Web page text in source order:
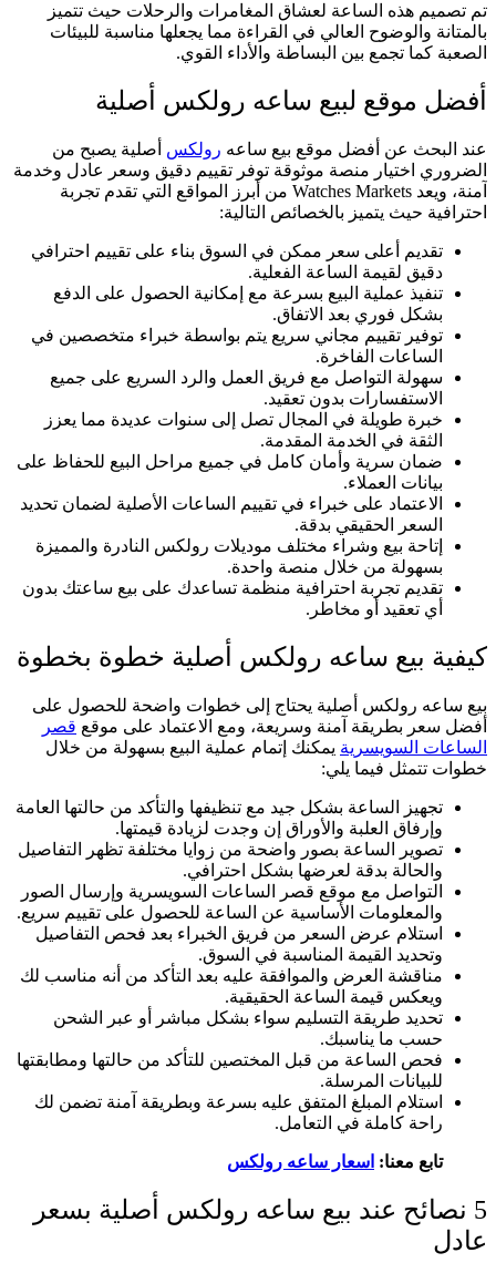
تم تصميم هذه الساعة لعشاق المغامرات والرحلات حيث تتميز
بالمتانة والوضوح العالي في القراءة مما يجعلها مناسبة للبيئات
الصعبة كما تجمع بين البساطة والأداء القوي.
أفضل موقع لبيع ساعه رولكس أصلية
عند البحث عن أفضل موقع بيع ساعه رولكس أصلية يصبح من
الضروري اختيار منصة موثوقة توفر تقييم دقيق وسعر عادل وخدمة
آمنة، ويعد Watches Markets من أبرز المواقع التي تقدم تجربة
احترافية حيث يتميز بالخصائص التالية:
تقديم أعلى سعر ممكن في السوق بناء على تقييم احترافي
دقيق لقيمة الساعة الفعلية.
تنفيذ عملية البيع بسرعة مع إمكانية الحصول على الدفع
بشكل فوري بعد الاتفاق.
توفير تقييم مجاني سريع يتم بواسطة خبراء متخصصين في
الساعات الفاخرة.
سهولة التواصل مع فريق العمل والرد السريع على جميع
الاستفسارات بدون تعقيد.
خبرة طويلة في المجال تصل إلى سنوات عديدة مما يعزز
الثقة في الخدمة المقدمة.
ضمان سرية وأمان كامل في جميع مراحل البيع للحفاظ على
بيانات العملاء.
الاعتماد على خبراء في تقييم الساعات الأصلية لضمان تحديد
السعر الحقيقي بدقة.
إتاحة بيع وشراء مختلف موديلات رولكس النادرة والمميزة
بسهولة من خلال منصة واحدة.
تقديم تجربة احترافية منظمة تساعدك على بيع ساعتك بدون
أي تعقيد أو مخاطر.
كيفية بيع ساعه رولكس أصلية خطوة بخطوة
بيع ساعه رولكس أصلية يحتاج إلى خطوات واضحة للحصول على
أفضل سعر بطريقة آمنة وسريعة، ومع الاعتماد على موقع قصر
الساعات السويسرية يمكنك إتمام عملية البيع بسهولة من خلال
خطوات تتمثل فيما يلي:
تجهيز الساعة بشكل جيد مع تنظيفها والتأكد من حالتها العامة
وإرفاق العلبة والأوراق إن وجدت لزيادة قيمتها.
تصوير الساعة بصور واضحة من زوايا مختلفة تظهر التفاصيل
والحالة بدقة لعرضها بشكل احترافي.
التواصل مع موقع قصر الساعات السويسرية وإرسال الصور
والمعلومات الأساسية عن الساعة للحصول على تقييم سريع.
استلام عرض السعر من فريق الخبراء بعد فحص التفاصيل
وتحديد القيمة المناسبة في السوق.
مناقشة العرض والموافقة عليه بعد التأكد من أنه مناسب لك
ويعكس قيمة الساعة الحقيقية.
تحديد طريقة التسليم سواء بشكل مباشر أو عبر الشحن
حسب ما يناسبك.
فحص الساعة من قبل المختصين للتأكد من حالتها ومطابقتها
للبيانات المرسلة.
استلام المبلغ المتفق عليه بسرعة وبطريقة آمنة تضمن لك
راحة كاملة في التعامل.
تابع معنا: اسعار ساعه رولكس
5 نصائح عند بيع ساعه رولكس أصلية بسعر
عادل